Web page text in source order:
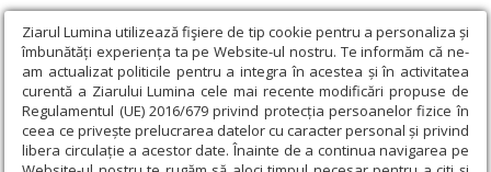
Ziarul Lumina utilizează fişiere de tip cookie pentru a personaliza și
îmbunătăți experiența ta pe Website-ul nostru. Te informăm că ne-
am actualizat politicile pentru a integra în acestea și în activitatea
curentă a Ziarului Lumina cele mai recente modificări propuse de
Regulamentul (UE) 2016/679 privind protecția persoanelor fizice în
ceea ce privește prelucrarea datelor cu caracter personal și privind
libera circulație a acestor date. Înainte de a continua navigarea pe